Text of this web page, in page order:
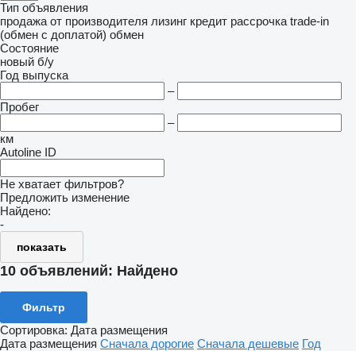
Тип объявления
продажа от производителя лизинг кредит рассрочка trade-in
(обмен с доплатой) обмен
Состояние
новый б/у
Год выпуска
–
Пробег
–
км
Autoline ID
Не хватает фильтров?
Предложить изменение
Найдено:
-
показать
10 объявлений: Найдено
Фильтр
Сортировка: Дата размещения
Дата размещения Сначала дорогие Сначала дешевые Год